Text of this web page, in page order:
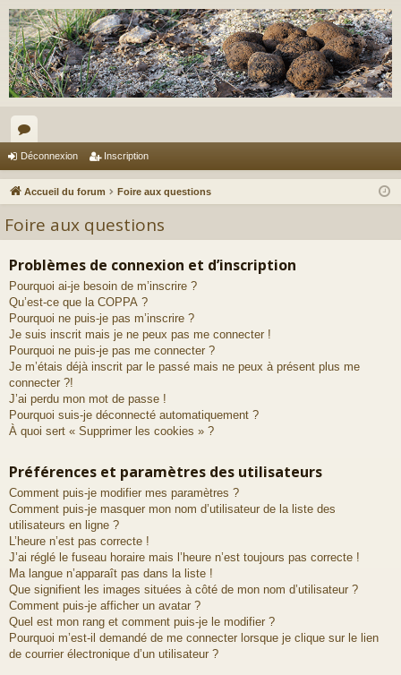
or
u
Déconnexion Inscription
Accueil du forum Foire aux questions
Foire aux questions
Problèmes de connexion et d’inscription
Pourquoi ai-je besoin de m’inscrire ?
Qu’est-ce que la COPPA ?
Pourquoi ne puis-je pas m’inscrire ?
Je suis inscrit mais je ne peux pas me connecter !
Pourquoi ne puis-je pas me connecter ?
Je m’étais déjà inscrit par le passé mais ne peux à présent plus me
connecter ?!
J’ai perdu mon mot de passe !
Pourquoi suis-je déconnecté automatiquement ?
À quoi sert « Supprimer les cookies » ?
Préférences et paramètres des utilisateurs
Comment puis-je modifier mes paramètres ?
Comment puis-je masquer mon nom d’utilisateur de la liste des
utilisateurs en ligne ?
L’heure n’est pas correcte !
J’ai réglé le fuseau horaire mais l’heure n’est toujours pas correcte !
Ma langue n’apparaît pas dans la liste !
Que signifient les images situées à côté de mon nom d’utilisateur ?
Comment puis-je afficher un avatar ?
Quel est mon rang et comment puis-je le modifier ?
Pourquoi m’est-il demandé de me connecter lorsque je clique sur le lien
de courrier électronique d’un utilisateur ?